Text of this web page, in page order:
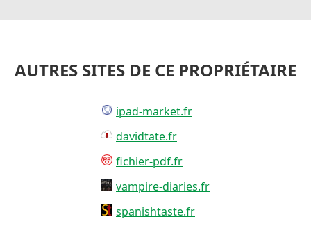
AUTRES SITES DE CE PROPRIÉTAIRE
ipad-market.fr
davidtate.fr
fichier-pdf.fr
vampire-diaries.fr
spanishtaste.fr